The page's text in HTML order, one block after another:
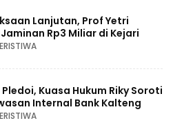
Lanjutan, Prof Yetri
Rp3 Miliar di Kejari
Kuasa Hukum Riky Soroti
Internal Bank Kalteng